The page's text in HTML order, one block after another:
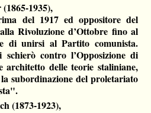
1935),
del 1917 ed oppositore del
Rivoluzione d’Ottobre fino al
di unirsi al Partito comunista.
contro l’Opposizione di
delle teorie staliniane,
subordinazione del proletariato
(1873-1923),